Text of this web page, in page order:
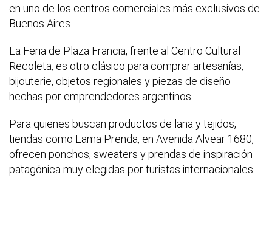
en uno de los centros comerciales más exclusivos de
Buenos Aires.
La Feria de Plaza Francia, frente al Centro Cultural
Recoleta, es otro clásico para comprar artesanías,
bijouterie, objetos regionales y piezas de diseño
hechas por emprendedores argentinos.
Para quienes buscan productos de lana y tejidos,
tiendas como Lama Prenda, en Avenida Alvear 1680,
ofrecen ponchos, sweaters y prendas de inspiración
patagónica muy elegidas por turistas internacionales.